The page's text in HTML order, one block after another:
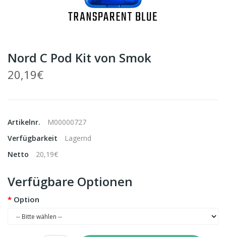
Nord C Pod Kit von Smok
20,19€
Artikelnr.
M00000727
Verfügbarkeit
Lagernd
Netto
20,19€
Verfügbare Optionen
Option